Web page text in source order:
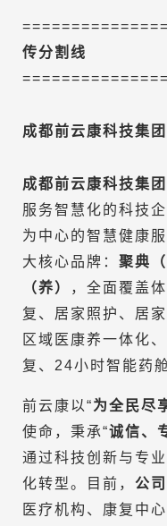
传分割线
成都前云康科技集
成都前云康科技集
服务智慧化的科技
为中心的智慧健康
大核心品牌： 聚典（
（养）
，全面覆盖
复、居家照护、居
区域医康养一体化
复、24小时智能药
前云康以“为全民尽
使命，秉承“诚信、
通过科技创新与专
化转型。目前， 公
医疗机构、康复中